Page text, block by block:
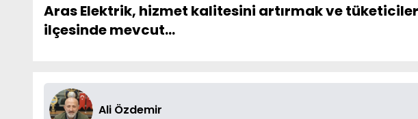
Aras Elektrik, hizmet kalitesini artırmak ve
ilçesinde mevcut...
Ali Özdemir